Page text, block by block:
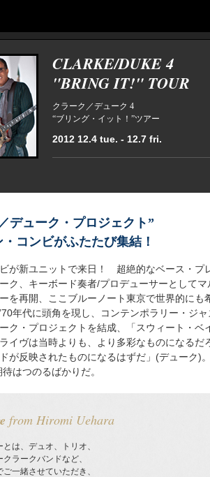
CLARKE/DUKE 4
"BRING IT!" TOUR
クラーク／デューク 4
“ブリング・イット！”ツアー
2012 12.4 tue. - 12.7 fri.
デューク・プロジェクト”
コンビがふたたび集結！
が新ユニットで来日！ 超絶的なベース・プ
ク、キーボード奏者/プロデューサーとして
を再開、ここブルーノート東京で世界的に
年代に頭角を現し、コンテンポラリー・ジ
ク・プロジェクトを結成、「スウィート・
イヴは当時よりも、より多彩なものになる
が反映されたものになるはずだ」(デューク)
はつのるばかりだ。
from Hiromi Uehara
とは、デュオ、トリオ、
クラークバンドなど、
一緒させていただき、